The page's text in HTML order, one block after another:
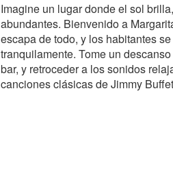
Imagine un lugar donde el sol
abundantes. Bienvenido a
escapa de todo, y los habitantes
tranquilamente. Tome un
bar, y retroceder a los sonidos
canciones clásicas de Jimmy